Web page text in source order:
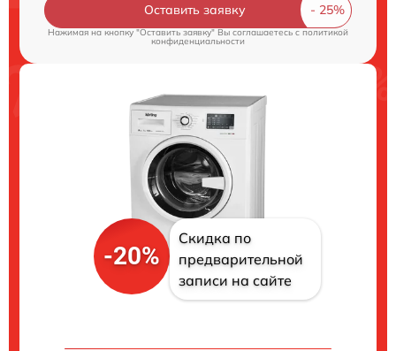
Оставить заявку
Нажимая на кнопку "Оставить заявку" Вы соглашаетесь cполитикой
конфиденциальности
-20%
Скидка по
предварительной
записи на сайте